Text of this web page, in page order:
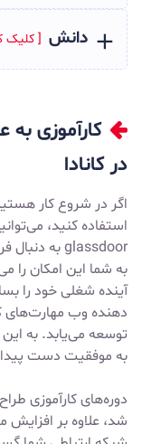
دانش
کارآموزی
در کانادا
اگر در شروع کار
استفاده کنید،
glassdoorبه دنبال
به شما این امکان را
آینده شغلی خود را
دهنده وب
توسعه می‌یابد. به
به موفقیت دست
دوره‌های کارآموزی
شد، علاوه بر افزایش